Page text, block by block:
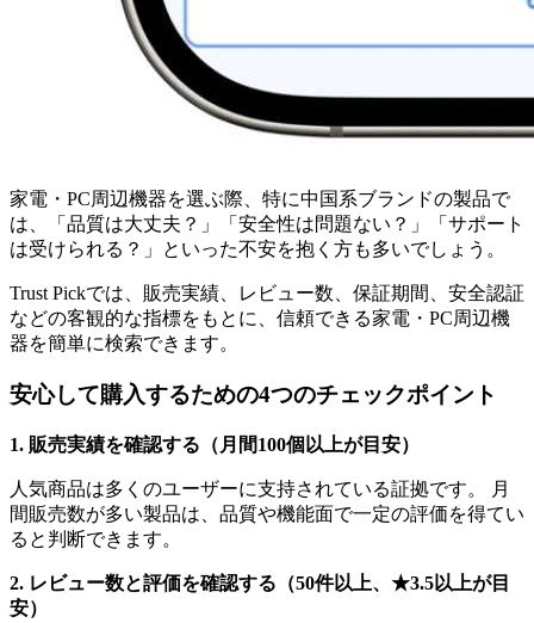
家電・PC周辺機器を選ぶ際、特に中国系ブランドの製品で
は、「品質は大丈夫？」「安全性は問題ない？」「サポート
は受けられる？」といった不安を抱く方も多いでしょう。
Trust Pickでは、販売実績、レビュー数、保証期間、安全認証
などの客観的な指標をもとに、信頼できる家電・PC周辺機
器を簡単に検索できます。
安心して購入するための4つのチェックポイント
1. 販売実績を確認する（月間100個以上が目安）
人気商品は多くのユーザーに支持されている証拠です。 月
間販売数が多い製品は、品質や機能面で一定の評価を得てい
ると判断できます。
2. レビュー数と評価を確認する（50件以上、★3.5以上が目
安）